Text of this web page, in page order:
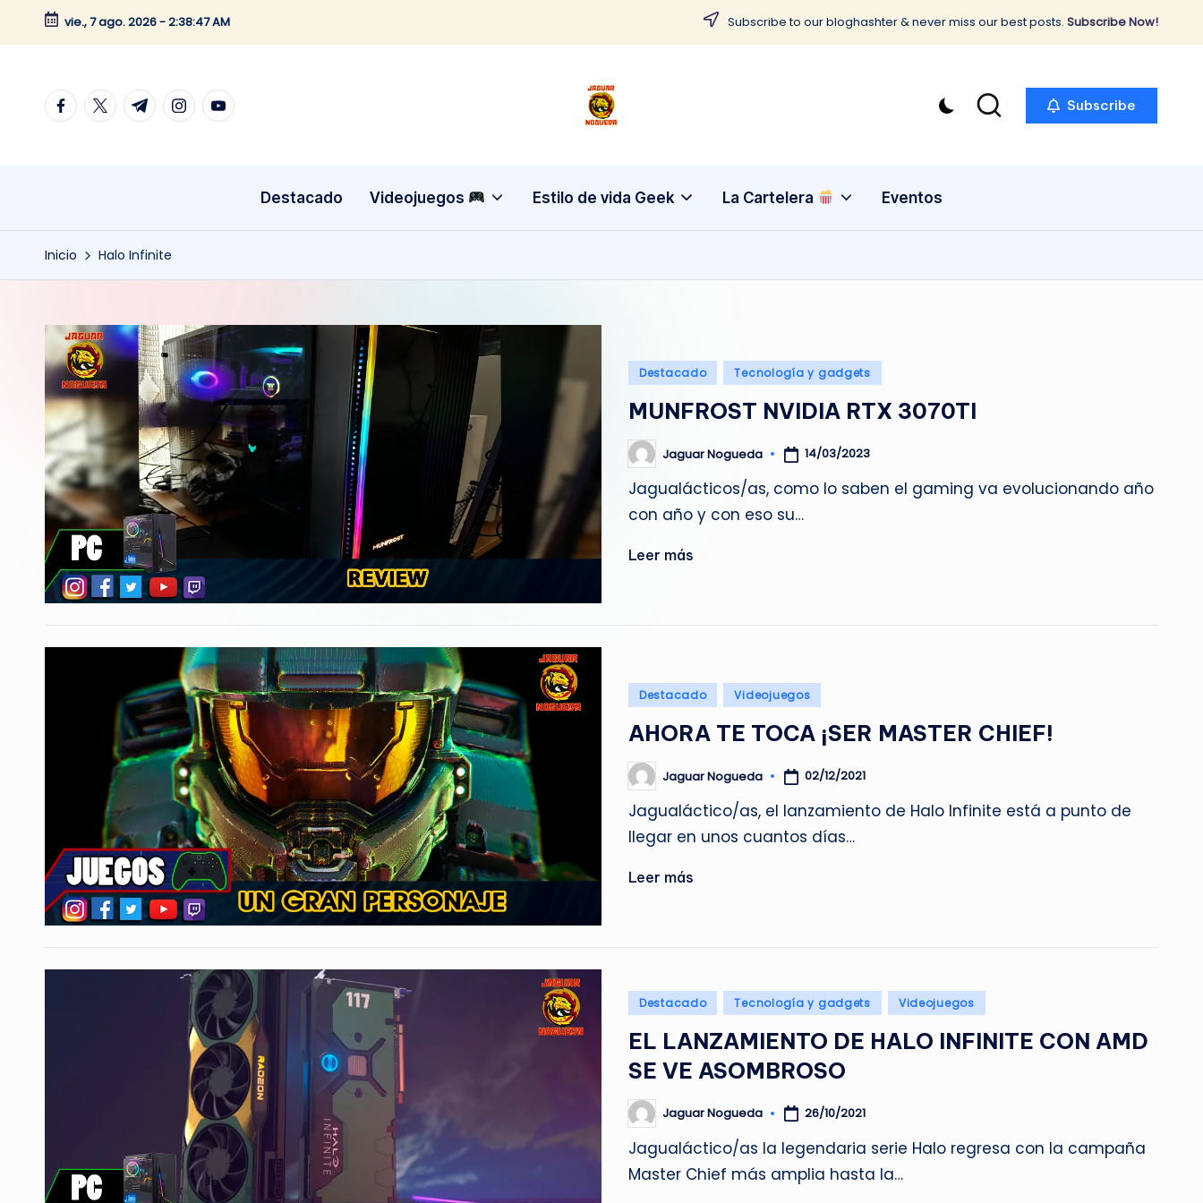
Saltar
contenido
vie., 7 ago. 2026-2:38:48 AM Subscribe to our bloghashter & never miss our best posts. Subscribe Now!
facebook.com
twitter.com
t.me instagram.com
youtube.com
J
g
u
a
g
e
CONTENIDO
Subscribe
Destacado Videojuegos Estilo de vida Geek La Cartelera Eventos
Inicio Halo Infinite
Publicado
Destacado Tecnología y gadgets
MUNFROST NVIDIA RTX 3070TI
Publicado
por
Jaguar Nogueda 14/03/2023
Jagualácticos/as, como lo saben el gaming va evolucionando año
con año y con eso su…
Leer más
Publicado
Destacado Videojuegos
AHORA TE TOCA ¡SER MASTER CHIEF!
Publicado
por
Jaguar Nogueda 02/12/2021
Jagualáctico/as, el lanzamiento de Halo Infinite está a punto de
llegar en unos cuantos días…
Leer más
Publicado
Destacado Tecnología y gadgets Videojuegos
EL LANZAMIENTO DE HALO INFINITE CON AMD
SE VE ASOMBROSO
Publicado
por
Jaguar Nogueda 26/10/2021
Jagualáctico/as la legendaria serie Halo regresa con la campaña
Master Chief más amplia hasta la…